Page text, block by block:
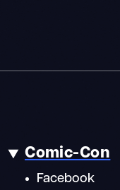
Comic-Con
Facebook